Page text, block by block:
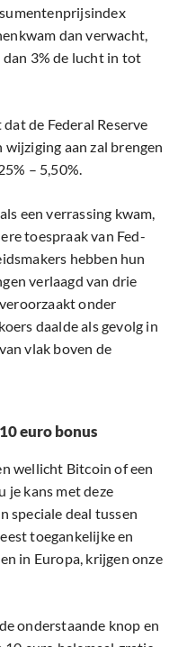
dan verwacht,
3% de lucht in tot
de Federal Reserve
aan zal brengen
– 5,50%.
een verrassing kwam,
toespraak van Fed-
hebben hun
verlaagd van drie
onder
daalde als gevolg in
vlak boven de
euro bonus
wellicht Bitcoin of een
je kans met deze
speciale deal tussen
toegankelijke en
in Europa, krijgen onze
onderstaande knop en